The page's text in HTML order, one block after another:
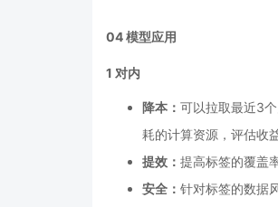
04模型应用
1 对内
降本： 可以拉取最近3
耗的计算资源，评估收益
提效： 提高标签的覆盖
安全： 针对标签的数据